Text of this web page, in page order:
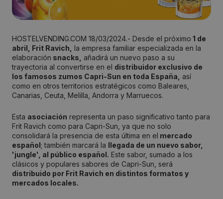
HOSTELVENDING.COM 18/03/2024.- Desde el próximo 1 de
abril, Frit Ravich, la empresa familiar especializada en la
elaboración snacks,
añadirá un nuevo paso a su
trayectoria al convertirse en el distribuidor exclusivo de
los famosos zumos Capri-Sun en toda España,
así
como en otros territorios estratégicos como Baleares,
Canarias, Ceuta, Melilla, Andorra y Marruecos.
Esta asociación representa un paso significativo tanto para
Frit Ravich como para Capri-Sun, ya que no solo
consolidará la presencia de esta última en el mercado
español; también marcará la llegada de un nuevo sabor,
'jungle', al público español. Este sabor, sumado a los
clásicos y populares sabores de Capri-Sun, será
distribuido por Frit Ravich en distintos formatos y
mercados locales.